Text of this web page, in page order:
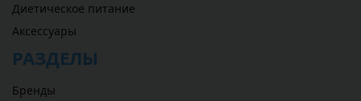
Диетическое питание
Аксессуары
РАЗДЕЛЫ
Бренды